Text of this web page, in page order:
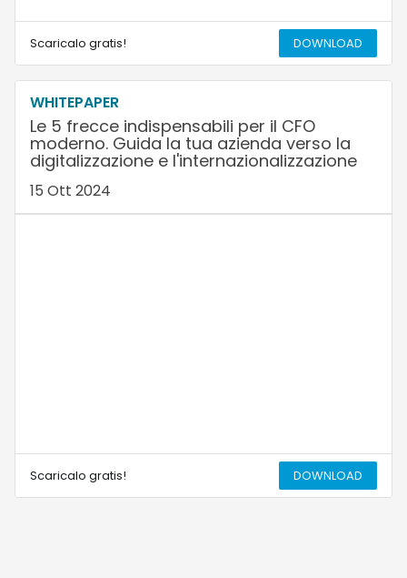
Scaricalo gratis! DOWNLOAD
WHITEPAPER
Le 5 frecce indispensabili per il CFO
moderno. Guida la tua azienda verso la
digitalizzazione e l'internazionalizzazione
15 Ott 2024
Scaricalo gratis! DOWNLOAD